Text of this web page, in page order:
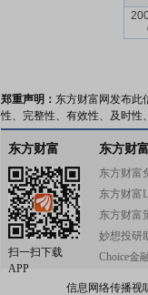
郑重声明： 东方财富网发布此
性、完整性、有效性、及时性
东方财富
扫一扫下载
APP
东方财
东方财富
东方财富
东方财富
妙想投研
Choice金
信息网络传播视